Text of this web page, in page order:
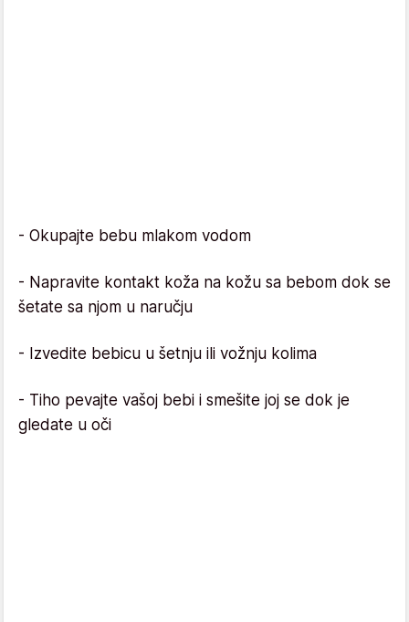
- Okupajte bebu mlakom vodom
- Napravite kontakt koža na kožu sa bebom dok se
šetate sa njom u naručju
- Izvedite bebicu u šetnju ili vožnju kolima
- Tiho pevajte vašoj bebi i smešite joj se dok je
gledate u oči